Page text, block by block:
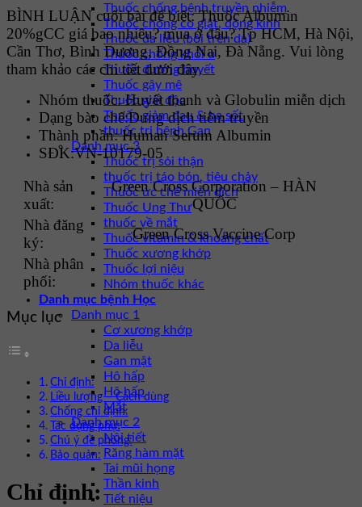
Thuốc chống bệnh truyền nhiễm
Thuốc chống co giật, động kinh
Thuốc da liễu (bôi trên da)
Thuốc chống khối u
Thuốc đường huyết
Thuốc gây mê
Thuốc giải độc
Thuốc giảm đau & hạ sốt
thuốc trị bệnh Gan
Danh mục 3
Thuốc trị sỏi thận
thuốc trị táo bón, tiêu chảy
Thuốc ức chế miễn dịch
Thuốc Ung Thư
thuốc về mắt
Thuốc vitamin & khoáng chất
Thuốc xương khớp
Thuốc lợi niệu
Nhóm thuốc khác
Danh mục bệnh Học
Danh mục 1
Cơ xương khớp
Da liễu
Gan mật
Hô hấp
Hô hấp
Mắt
Danh mục 2
Nội tiết
Răng hàm mặt
Tai mũi họng
Thần kinh
Tiết niệu
BÌNH LUẬN cuối bài để biết: Thuốc Albumin
20%gCC giá bao nhiêu? mua ở đâu? Tp HCM, Hà Nội,
Cần Thơ, Bình Dương, Đồng Nai, Đà Nẵng. Vui lòng
tham khảo các chi tiết dưới đây.
Nhóm thuốc:Huyết thanh và Globulin miễn dịch
Dạng bào chế:Dung dịch tiêm truyền
Thành phần:Human Serum Albumin
SĐK:VN-10179-05
Nhà sản
xuất:
Green Cross Corporation – HÀN
QUỐC
Nhà đăng
ký:
Green Cross Vaccine Corp
Nhà phân
phối:
Mục lục
Chỉ định:
Liều lượng – Cách dùng
Chống chỉ định:
Tác dụng phụ:
Chú ý đề phòng:
Bảo quản:
Chỉ định: